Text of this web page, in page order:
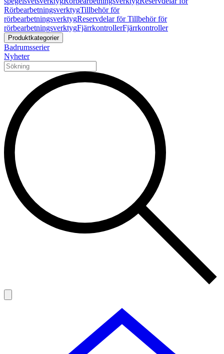
RörbearbetningsverktygTillbehör för
rörbearbetningsverktygReservdelar för Tillbehör för
rörbearbetningsverktygFjärrkontrollerFjärrkontroller
Produktkategorier
Badrumsserier
Nyheter